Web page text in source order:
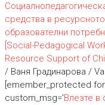
средства в
образователни
[Social-Pedagogical
Resource Support of
/ Ваня Градинарова /
[emember_protected
custom_msg='Влезте в